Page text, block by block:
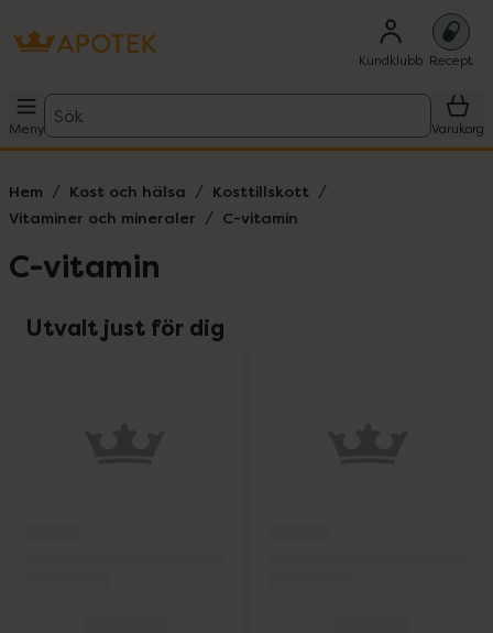
Kundklubb Recept
Meny
Sök
Varukorg
Hem Kost och hälsa
Kosttillskott
Vitaminer och mineraler
C-vitamin
C-vitamin
Utvalt just för dig